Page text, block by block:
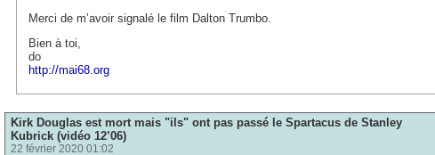
Merci de m’avoir signalé le film Dalton Trumbo.
Bien à toi,
do
http://mai68.org
Kirk Douglas est mort mais "ils" ont pas passé le Spartacus de Stanley
Kubrick (vidéo 12’06)
22 février 2020 01:02